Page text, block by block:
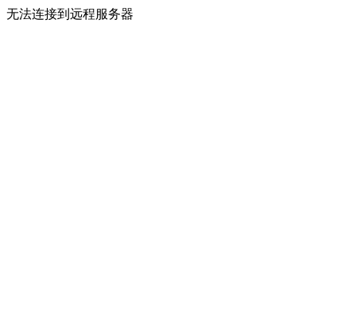
无法连接到远程服务器